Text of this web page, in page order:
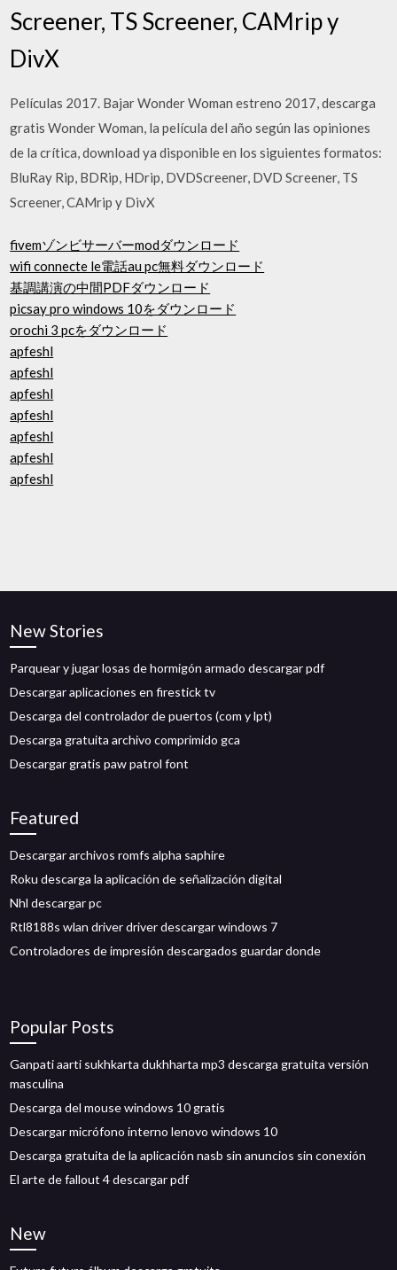
Screener, TS Screener, CAMrip y
DivX
Películas 2017. Bajar Wonder Woman estreno 2017, descarga
gratis Wonder Woman, la película del año según las opiniones
de la crítica, download ya disponible en los siguientes formatos:
BluRay Rip, BDRip, HDrip, DVDScreener, DVD Screener, TS
Screener, CAMrip y DivX
fivemゾンビサーバーmodダウンロード
wifi connecte le電話au pc無料ダウンロード
基調講演の中間PDFダウンロード
picsay pro windows 10をダウンロード
orochi 3 pcをダウンロード
apfeshl
apfeshl
apfeshl
apfeshl
apfeshl
apfeshl
apfeshl
New Stories
Parquear y jugar losas de hormigón armado descargar pdf
Descargar aplicaciones en firestick tv
Descarga del controlador de puertos (com y lpt)
Descarga gratuita archivo comprimido gca
Descargar gratis paw patrol font
Featured
Descargar archivos romfs alpha saphire
Roku descarga la aplicación de señalización digital
Nhl descargar pc
Rtl8188s wlan driver driver descargar windows 7
Controladores de impresión descargados guardar donde
Popular Posts
Ganpati aarti sukhkarta dukhharta mp3 descarga gratuita versión
masculina
Descarga del mouse windows 10 gratis
Descargar micrófono interno lenovo windows 10
Descarga gratuita de la aplicación nasb sin anuncios sin conexión
El arte de fallout 4 descargar pdf
New